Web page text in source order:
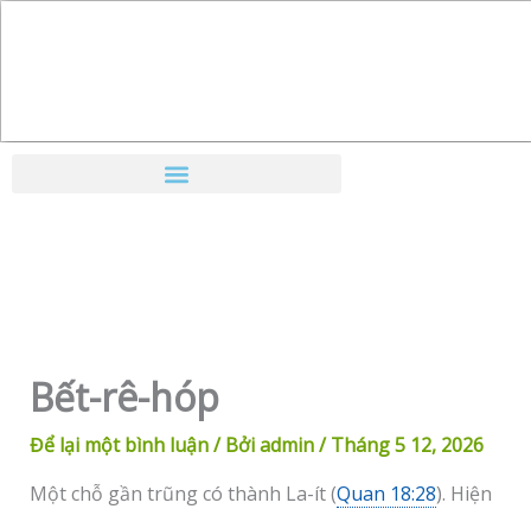
Bết-rê-hóp
Để lại một bình luận/ Bởiadmin/Tháng 5 12, 2026
Một chỗ gần trũng có thành La-ít (Quan 18:28). Hiện